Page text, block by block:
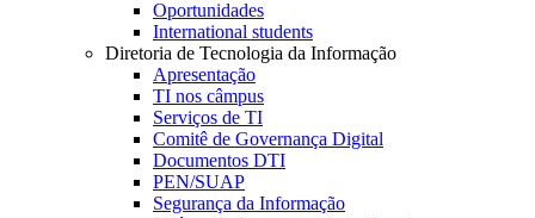
Oportunidades
International students
Diretoria de Tecnologia da Informação
Apresentação
TI nos câmpus
Serviços de TI
Comitê de Governança Digital
Documentos DTI
PEN/SUAP
Segurança da Informação